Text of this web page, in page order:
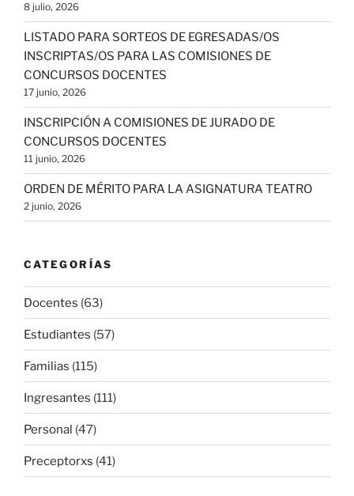
8 julio, 2026
LISTADO PARA SORTEOS DE EGRESADAS/OS
INSCRIPTAS/OS PARA LAS COMISIONES DE
CONCURSOS DOCENTES
17 junio, 2026
INSCRIPCIÓN A COMISIONES DE JURADO DE
CONCURSOS DOCENTES
11 junio, 2026
ORDEN DE MÉRITO PARA LA ASIGNATURA TEATRO
2 junio, 2026
CATEGORÍAS
Docentes (63)
Estudiantes (57)
Familias (115)
Ingresantes (111)
Personal (47)
Preceptorxs (41)